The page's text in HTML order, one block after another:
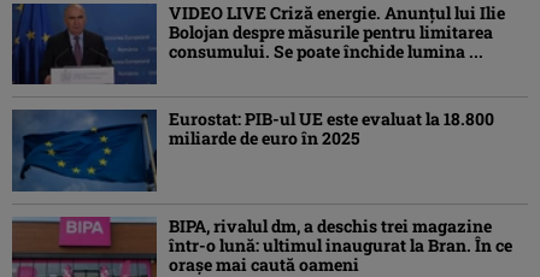
VIDEO LIVE Criză energie. Anunțul lui Ilie
Bolojan despre măsurile pentru limitarea
consumului. Se poate închide lumina ...
Eurostat: PIB-ul UE este evaluat la 18.800
miliarde de euro în 2025
BIPA, rivalul dm, a deschis trei magazine
într-o lună: ultimul inaugurat la Bran. În ce
orașe mai caută oameni